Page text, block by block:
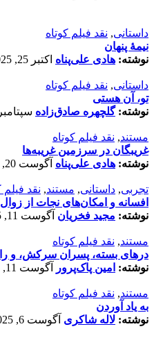
داستانی, نقد فیلم کوتاه
نیمۀ پنهان
نوشته: هادی علی‌پناه اکتبر 25, 2025
داستانی, نقد فیلم کوتاه
تو، آن هستی
نوشته:گلچهره صادق‌زاده سپتامبر 9, 2025
مستند, نقد فیلم کوتاه
غریبگان در سرزمین غریبه‌ها
نوشته: هادی علی‌پناه آگوست 20, 2025
تجربی, داستانی, مستند, نقد فیلم
افسانه‌ و امکان‌های نجات از زوال
نوشته: مجید فخریان آگوست 11, 2025
مستند, نقد فیلم کوتاه
درهای بسته، پسران سرکش، و
نوشته: امین پاک‌پرور آگوست 11, 2025
مستند, نقد فیلم کوتاه
به یاد آوردن
نوشته: لاله شاکری آگوست 6, 2025